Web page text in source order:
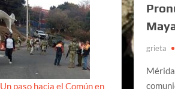
grieta
Un paso hacia el Común en